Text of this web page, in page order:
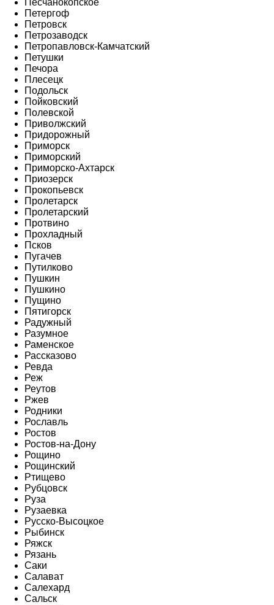
Песчанокопское
Петергоф
Петровск
Петрозаводск
Петропавловск-Камчатский
Петушки
Печора
Плесецк
Подольск
Пойковский
Полевской
Приволжский
Придорожный
Приморск
Приморский
Приморско-Ахтарск
Приозерск
Прокопьевск
Пролетарск
Пролетарский
Протвино
Прохладный
Псков
Пугачев
Путилково
Пушкин
Пушкино
Пущино
Пятигорск
Радужный
Разумное
Раменское
Рассказово
Ревда
Реж
Реутов
Ржев
Родники
Рославль
Ростов
Ростов-на-Дону
Рощино
Рощинский
Ртищево
Рубцовск
Руза
Рузаевка
Русско-Высоцкое
Рыбинск
Ряжск
Рязань
Саки
Салават
Салехард
Сальск